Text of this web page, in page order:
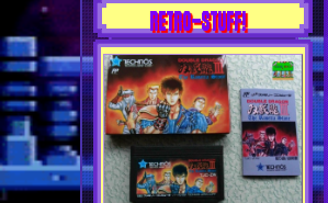
RETRO-STUFF!